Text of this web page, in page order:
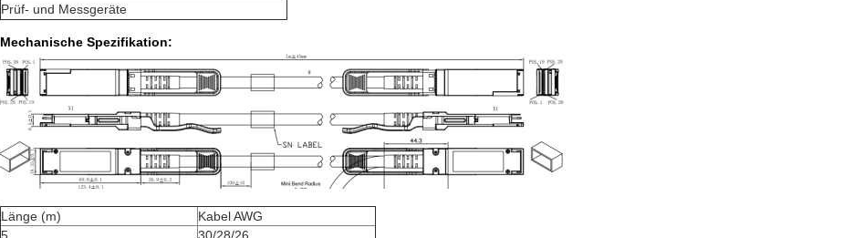
Prüf- und Messgeräte
Mechanische Spezifikation:
Länge (m)
Kabel AWG